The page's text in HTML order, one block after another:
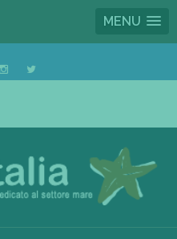
MENU